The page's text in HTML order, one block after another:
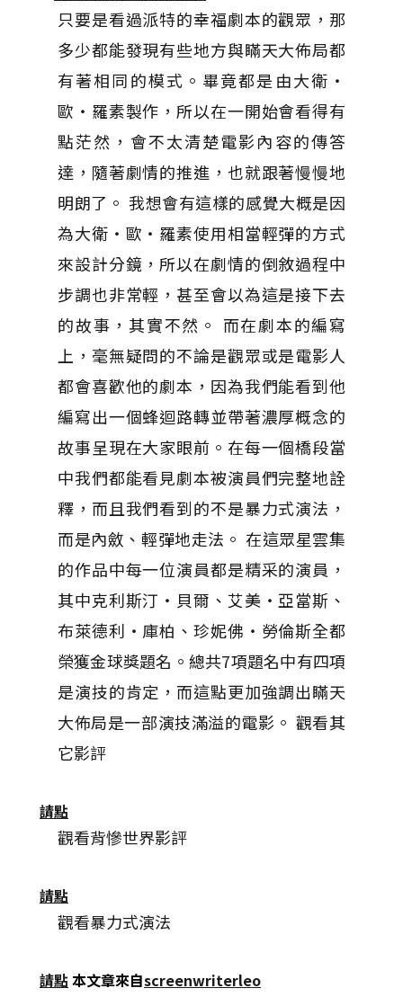
只要是看過派特的幸福劇本的觀眾，那
多少都能發現有些地方與瞞天大佈局都
有著相同的模式。畢竟都是由大衛‧
歐‧羅素製作，所以在一開始會看得有
點茫然，會不太清楚電影內容的傳答
達，隨著劇情的推進，也就跟著慢慢地
明朗了。 我想會有這樣的感覺大概是因
為大衛‧歐‧羅素使用相當輕彈的方式
來設計分鏡，所以在劇情的倒敘過程中
步調也非常輕，甚至會以為這是接下去
的故事，其實不然。 而在劇本的編寫
上，毫無疑問的不論是觀眾或是電影人
都會喜歡他的劇本，因為我們能看到他
編寫出一個蜂迴路轉並帶著濃厚概念的
故事呈現在大家眼前。在每一個橋段當
中我們都能看見劇本被演員們完整地詮
釋，而且我們看到的不是暴力式演法，
而是內斂、輕彈地走法。 在這眾星雲集
的作品中每一位演員都是精采的演員，
其中克利斯汀‧貝爾、艾美‧亞當斯、
布萊德利‧庫柏、珍妮佛‧勞倫斯全都
榮獲金球獎題名。總共7項題名中有四項
是演技的肯定，而這點更加強調出瞞天
大佈局是一部演技滿溢的電影。 觀看其
它影評
請點
觀看背慘世界影評
請點
觀看暴力式演法
請點 本文章來自screenwriterleo